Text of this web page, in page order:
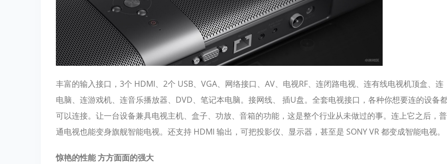
丰富的输入接口，3个 HDMI、2个 USB、VGA、网络接口、AV、电视RF、连闭路电视、连有线电视机顶盒、连
电脑、连游戏机、连音乐播放器、DVD、笔记本电脑。接网线、 插U盘。全套电视接口，各种你想要连的设备
可以连接。让一台设备兼具电视主机、盒子、功放、音箱的功能，这是整个行业从未做过的事。连上它之后，普
通电视也能变身旗舰智能电视。还支持 HDMI 输出，可把投影仪、显示器，甚至是 SONY VR 都变成智能电视。
惊艳的性能 方方面面的强大